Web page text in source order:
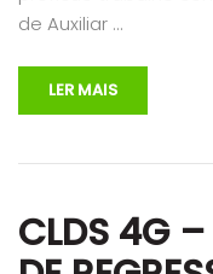
de Auxiliar …
LER MAIS
CLDS 4G –